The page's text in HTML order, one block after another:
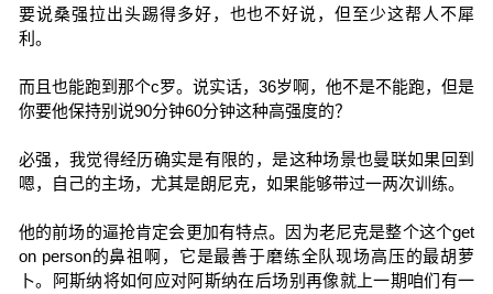
要说桑强拉出头踢得多好，也也不好说，但至少这帮人不犀
利。
而且也能跑到那个c罗。说实话，36岁啊，他不是不能跑，但是
你要他保持别说90分钟60分钟这种高强度的？
必强，我觉得经历确实是有限的，是这种场景也曼联如果回到
嗯，自己的主场，尤其是朗尼克，如果能够带过一两次训练。
他的前场的逼抢肯定会更加有特点。因为老尼克是整个这个get
on person的鼻祖啊，它是最善于磨练全队现场高压的最胡萝
卜。阿斯纳将如何应对阿斯纳在后场别再像就上一期咱们有一